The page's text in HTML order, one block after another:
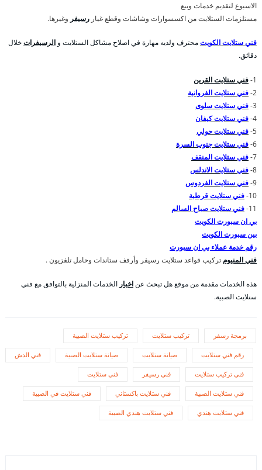
الاسبوع لتقديم خدمات وبيع
مستلزمات الستلايت من اكسسوارات وشاشات وقطع غيار رسيفر وغيرها.
فني ستلايت الكويتمحترف ولديه مهارة في اصلاح مشاكل الستلايت و الرسيفراتخلال
دقائق.
1- فني ستلايت القرين
2- فني ستلايت الفروانية
3- فني ستلايت سلوى
4- فني ستلايت كيفان
5- فني ستلايت حولي
6- فني ستلايت جنوب السرة
7- فني ستلايت المنقف
8- فني ستلايت الاندلس
9- فني ستلايت الفردوس
10- فني ستلايت قرطبة
11- فني ستلايت صباح السالم
بي ان سبورت الكويت
بين سبورت الكويت
رقم خدمة عملاء بي ان سبورت
فني المنيومتركيب قواعد ستلايت رسيفر وأرفف ستاندات وحامل تلفزيون .
هذه الخدمات مقدمة من موقع هل تبحث عناخبار الخدمات المنزلية بالتوافق مع فني
ستلايت الصبية.
برمجة رسفر تركيب ستلايت تركيب ستلايت الصبية
رقم فني ستلايت صيانة ستلايت صيانة ستلايت الصبية فني الدش
فني تركيب ستلايت فني رسيفر فني ستلايت
فني ستلايت الصبية فني ستلايت باكستاني فني ستلايت في الصبية
فني ستلايت هندي فني ستلايت هندي الصبية